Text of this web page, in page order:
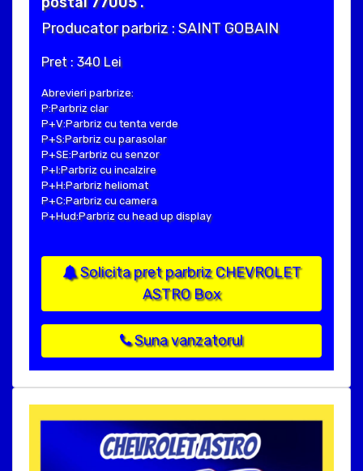
Producator parbriz : SAINT GOBAIN
Pret : 340 Lei
Abrevieri parbrize:
P:Parbriz clar
P+V:Parbriz cu tenta verde
P+S:Parbriz cu parasolar
P+SE:Parbriz cu senzor
P+I:Parbriz cu incalzire
P+H:Parbriz heliomat
P+C:Parbriz cu camera
P+Hud:Parbriz cu head up display
Solicita pret parbriz CHEVROLET
ASTRO Box
Suna vanzatorul